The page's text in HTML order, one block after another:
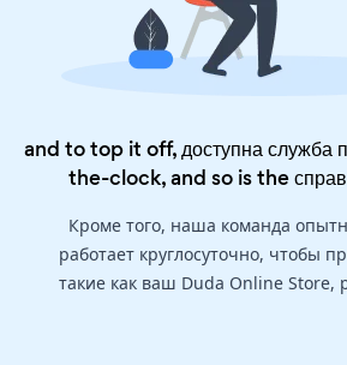
and to top it off, доступна служба
the-clock, and so is the
Кроме того, наша команда
работает круглосуточно, чтобы
такие как ваш Duda Online Store,